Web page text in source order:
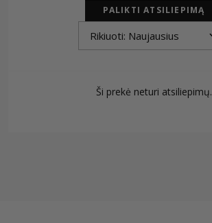
PALIKTI ATSILIEPIMĄ
Ši prekė neturi atsiliepimų.